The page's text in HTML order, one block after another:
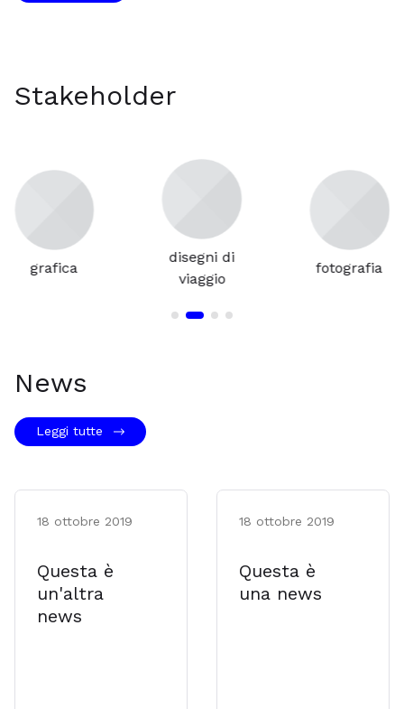
Stakeholder
grafica
disegni di
viaggio
fotografia
News
Leggi tutte
18 ottobre 2019
Questa è
un'altra
news
18 ottobre 2019
Questa è
una news